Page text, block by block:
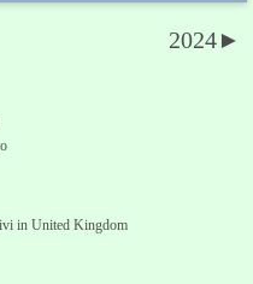
2024►
in United Kingdom